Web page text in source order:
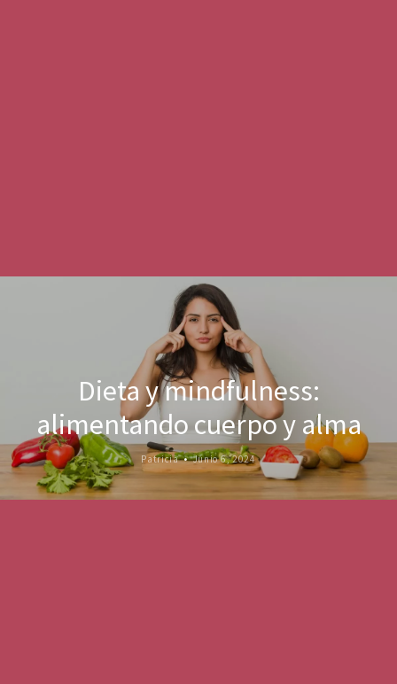
Dieta y mindfulness:
alimentando cuerpo y alma
Patricia Junio 6, 2024